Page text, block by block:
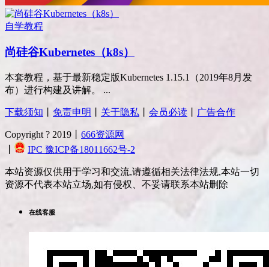
自学教程
尚硅谷Kubernetes（k8s）
本套教程，基于最新稳定版Kubernetes 1.15.1（2019年8月发
布）进行构建及讲解。 ...
下载须知 免责申明 关于隐私 会员必读 广告合作
Copyright ? 2019丨 666资源网
IPC 豫ICP备18011662号-2
本站资源仅供用于学习和交流,请遵循相关法律法规,本站一切
资源不代表本站立场,如有侵权、不妥请联系本站删除
在线客服